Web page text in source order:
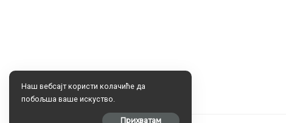
Наш вебсајт користи колачиће да
побољша ваше искуство.
Прихватам